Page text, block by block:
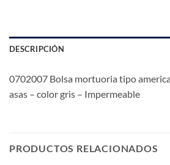
DESCRIPCIÓN
0702007 Bolsa mortuoria tipo
asas – color gris – Impermeable
PRODUCTOS RELACIONADOS